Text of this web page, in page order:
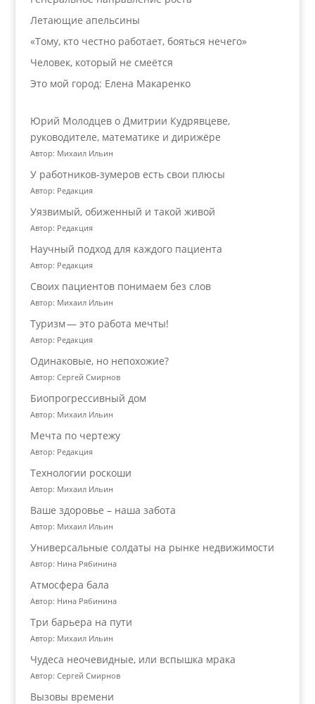
Летающие апельсины
«Тому, кто честно работает, бояться нечего»
Человек, который не смеётся
Это мой город: Елена Макаренко
Юрий Молодцев о Дмитрии Кудрявцеве,
руководителе, математике и дирижёре
Автор: Михаил Ильин
У работников‑зумеров есть свои плюсы
Автор: Редакция
Уязвимый, обиженный и такой живой
Автор: Редакция
Научный подход для каждого пациента
Автор: Редакция
Своих пациентов понимаем без слов
Автор: Михаил Ильин
Туризм — это работа мечты!
Автор: Редакция
Одинаковые, но непохожие?
Автор: Сергей Смирнов
Биопрогрессивный дом
Автор: Михаил Ильин
Мечта по чертежу
Автор: Редакция
Технологии роскоши
Автор: Михаил Ильин
Ваше здоровье – наша забота
Автор: Михаил Ильин
Универсальные солдаты на рынке недвижимости
Автор: Нина Рябинина
Атмосфера бала
Автор: Нина Рябинина
Три барьера на пути
Автор: Михаил Ильин
Чудеса неочевидные, или вспышка мрака
Автор: Сергей Смирнов
Вызовы времени